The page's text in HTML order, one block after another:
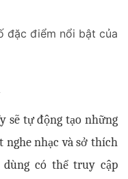
đặc điểm nổi bật của
sẽ tự động tạo những
nghe nhạc và sở thích
dùng có thể truy cập